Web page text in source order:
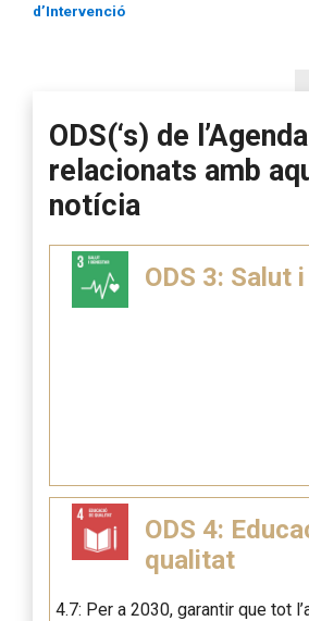
d’Intervenció
ODS(‘s) de
relacionats amb
notícia
ODS 3: Salut
ODS 4:
qualitat
4.7: Per a 2030, garantir que tot